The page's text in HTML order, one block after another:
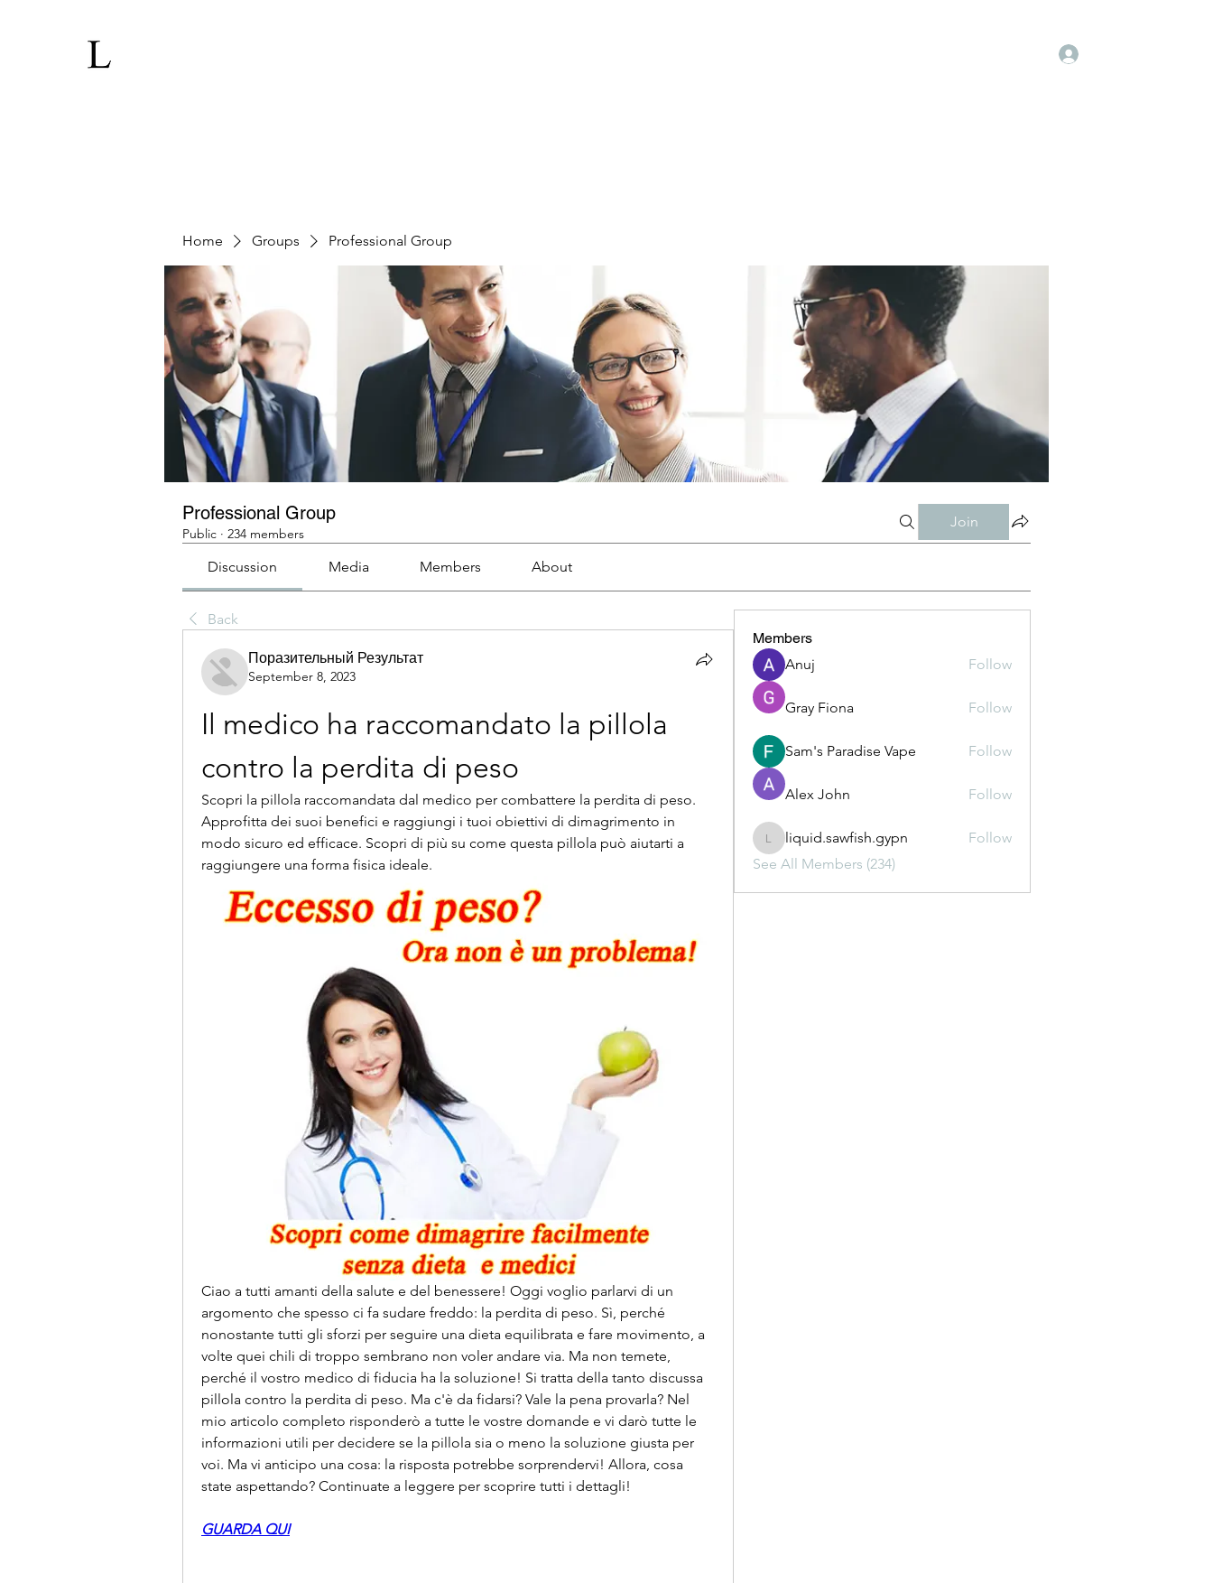
Home Groups Professional Group
Professional Group
Public · 234 members
Join
Discussion Media Members About
Back
Поразительный Результат
September 8, 2023
Il medico ha raccomandato la pillola
contro la perdita di peso
Scopri la pillola raccomandata dal medico per combattere la perdita di peso.
Approfitta dei suoi benefici e raggiungi i tuoi obiettivi di dimagrimento in
modo sicuro ed efficace. Scopri di più su come questa pillola può aiutarti a
raggiungere una forma fisica ideale.
Ciao a tutti amanti della salute e del benessere! Oggi voglio parlarvi di un
argomento che spesso ci fa sudare freddo: la perdita di peso. Sì, perché
nonostante tutti gli sforzi per seguire una dieta equilibrata e fare movimento, a
volte quei chili di troppo sembrano non voler andare via. Ma non temete,
perché il vostro medico di fiducia ha la soluzione! Si tratta della tanto discussa
pillola contro la perdita di peso. Ma c'è da fidarsi? Vale la pena provarla? Nel
mio articolo completo risponderò a tutte le vostre domande e vi darò tutte le
informazioni utili per decidere se la pillola sia o meno la soluzione giusta per
voi. Ma vi anticipo una cosa: la risposta potrebbe sorprendervi! Allora, cosa
state aspettando? Continuate a leggere per scoprire tutti i dettagli!
GUARDA QUI
Members
Anuj
Follow
Gray Fiona Follow
Sam's Paradise Vape Follow
Alex John Follow
liquid.sawfish.gypn
liquid.sawfish.gypn
Follow
See All Members (234)